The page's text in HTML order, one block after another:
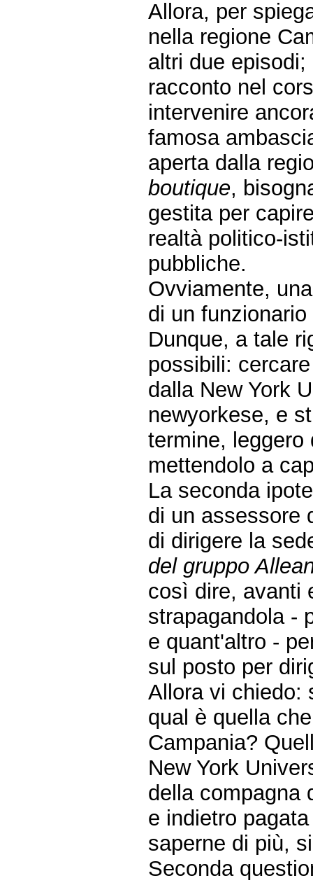
Allora, per
nella regione
altri due
racconto nel
intervenire
famosa
aperta dalla
boutique,
gestita per
realtà politico-
pubbliche.
Ovviamente,
di un
Dunque, a tale
possibili:
dalla New York
newyorkese, e
termine,
mettendolo a
La seconda
di un assessore
di dirigere la
del gruppo
così dire, avanti
strapagandola -
e quant'altro -
sul posto per
Allora vi chiedo:
qual è quella
Campania?
New York
della compagna
e indietro
saperne di più,
Seconda